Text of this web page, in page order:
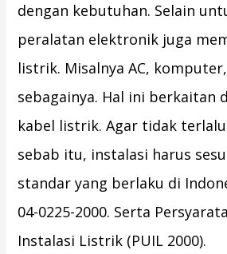
dengan kebutuhan. Selain
peralatan elektronik juga
listrik. Misalnya AC,
sebagainya. Hal ini berkaitan
kabel listrik. Agar tidak
sebab itu, instalasi harus
standar yang berlaku di
04-0225-2000. Serta
Instalasi Listrik (PUIL 2000).